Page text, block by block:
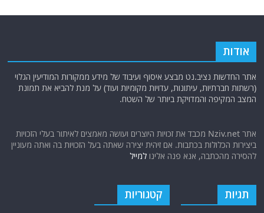
אודות
אתר החדשות נציב.נט מבצע איסוף ועיבוד של מידע ממקורות המודיעין הגלוי
(רשתות חברתיות, עיתונות, עדויות מקומיות ועוד) על מנת להביא את תמונת
המצב המקיפה והמדויקת ביותר של השטח.
אתר Nziv.net מכבד את זכויות היוצרים ועושה מאמצים לאיתור בעלי הזכויות
ביצירות הכלולות בכתבות. אם זיהית יצירה שאתה בעל הזכויות בה ואתה מעוניין
להסירה מהכתבה, אנא פנה אלינולמייל
תגיות קטגוריות